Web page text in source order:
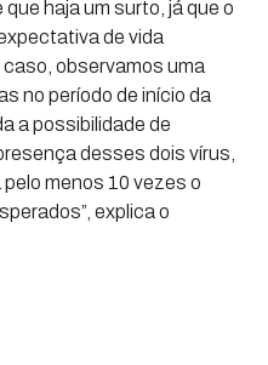
haja um surto, já que o
de vida
observamos uma
no período de início da
a possibilidade de
desses dois vírus,
menos 10 vezes o
explica o